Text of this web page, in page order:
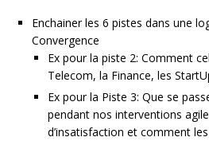
Enchainer les 6 pistes dans une
Convergence
Ex pour la piste 2: Comment
Telecom, la Finance, les
Ex pour la Piste 3: Que se
pendant nos interventions
d’insatisfaction et comment